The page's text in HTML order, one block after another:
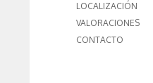
LOCALIZACIÓN
VALORACIONES
CONTACTO